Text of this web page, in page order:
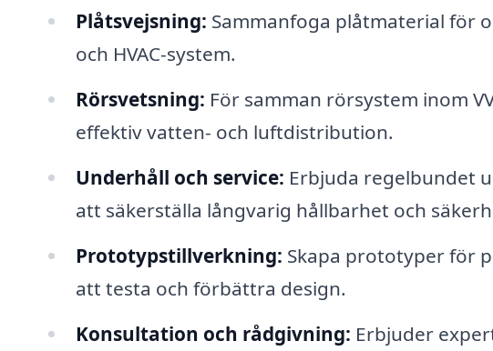
Plåtsvejsning: Sammanfoga plåtmaterial för
och HVAC-system.
Rörsvetsning: För samman rörsystem inom
effektiv vatten- och luftdistribution.
Underhåll och service: Erbjuda regelbundet
att säkerställa långvarig hållbarhet och
Prototypstillverkning: Skapa prototyper för
att testa och förbättra design.
Konsultation och rådgivning: Erbjuder